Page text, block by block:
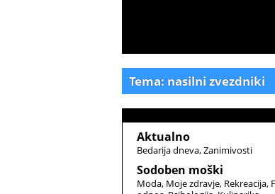
Tema: nasilni zvezdniki
Aktualno
Bedarija dneva Zanimivosti
Sodoben moški
Moda Moje zdravje Rekreacija